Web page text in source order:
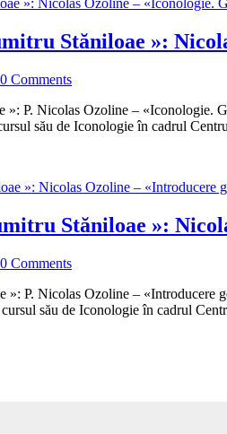
Stăniloae »:
0 Comments
P. Nicolas Ozoline – «Iconologie.
său de Iconologie în cadrul
Stăniloae »:
0 Comments
»: P. Nicolas Ozoline – «Introducere
său de Iconologie în cadrul